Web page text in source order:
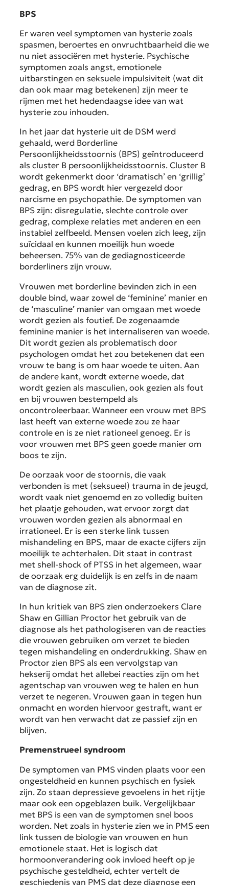
BPS
Er waren veel symptomen van hysterie zoals
spasmen, beroertes en onvruchtbaarheid die we
nu niet associëren met hysterie. Psychische
symptomen zoals angst, emotionele
uitbarstingen en seksuele impulsiviteit (wat dit
dan ook maar mag betekenen) zijn meer te
rijmen met het hedendaagse idee van wat
hysterie zou inhouden.
In het jaar dat hysterie uit de DSM werd
gehaald, werd Borderline
Persoonlijkheidsstoornis (BPS) geïntroduceerd
als cluster B persoonlijkheidsstoornis. Cluster B
wordt gekenmerkt door ‘dramatisch’ en ‘grillig’
gedrag, en BPS wordt hier vergezeld door
narcisme en psychopathie. De symptomen van
BPS zijn: disregulatie, slechte controle over
gedrag, complexe relaties met anderen en een
instabiel zelfbeeld. Mensen voelen zich leeg, zijn
suïcidaal en kunnen moeilijk hun woede
beheersen. 75% van de gediagnosticeerde
borderliners zijn vrouw.
Vrouwen met borderline bevinden zich in een
double bind, waar zowel de ‘feminine’ manier en
de ‘masculine’ manier van omgaan met woede
wordt gezien als foutief. De zogenaamde
feminine manier is het internaliseren van woede.
Dit wordt gezien als problematisch door
psychologen omdat het zou betekenen dat een
vrouw te bang is om haar woede te uiten. Aan
de andere kant, wordt externe woede, dat
wordt gezien als masculien, ook gezien als fout
en bij vrouwen bestempeld als
oncontroleerbaar. Wanneer een vrouw met BPS
last heeft van externe woede zou ze haar
controle en is ze niet rationeel genoeg. Er is
voor vrouwen met BPS geen goede manier om
boos te zijn.
De oorzaak voor de stoornis, die vaak
verbonden is met (seksueel) trauma in de jeugd,
wordt vaak niet genoemd en zo volledig buiten
het plaatje gehouden, wat ervoor zorgt dat
vrouwen worden gezien als abnormaal en
irrationeel. Er is een sterke link tussen
mishandeling en BPS, maar de exacte cijfers zijn
moeilijk te achterhalen. Dit staat in contrast
met shell-shock of PTSS in het algemeen, waar
de oorzaak erg duidelijk is en zelfs in de naam
van de diagnose zit.
In hun kritiek van BPS zien onderzoekers Clare
Shaw en Gillian Proctor het gebruik van de
diagnose als het pathologiseren van de reacties
die vrouwen gebruiken om verzet te bieden
tegen mishandeling en onderdrukking. Shaw en
Proctor zien BPS als een vervolgstap van
hekserij omdat het allebei reacties zijn om het
agentschap van vrouwen weg te halen en hun
verzet te negeren. Vrouwen gaan in tegen hun
onmacht en worden hiervoor gestraft, want er
wordt van hen verwacht dat ze passief zijn en
blijven.
Premenstrueel syndroom
De symptomen van PMS vinden plaats voor een
ongesteldheid en kunnen psychisch en fysiek
zijn. Zo staan depressieve gevoelens in het rijtje
maar ook een opgeblazen buik. Vergelijkbaar
met BPS is een van de symptomen snel boos
worden. Net zoals in hysterie zien we in PMS een
link tussen de biologie van vrouwen en hun
emotionele staat. Het is logisch dat
hormoonverandering ook invloed heeft op je
psychische gesteldheid, echter vertelt de
geschiedenis van PMS dat deze diagnose een